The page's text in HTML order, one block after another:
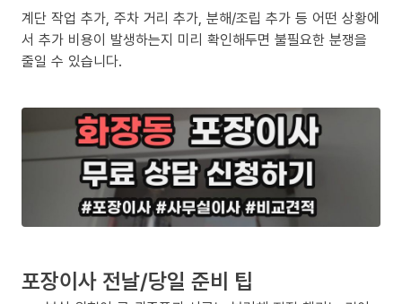
계단 작업 추가, 주차 거리 추가, 분해/조립 추가 등 어떤 상황에
서 추가 비용이 발생하는지 미리 확인해두면 불필요한 분쟁을
줄일 수 있습니다.
포장이사 전날/당일 준비 팁